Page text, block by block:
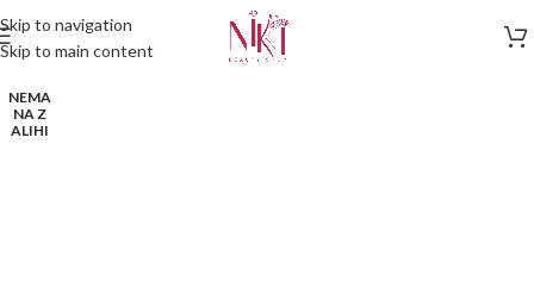
Skip to navigation
Skip to main content
NEMA
NA Z
ALIHI